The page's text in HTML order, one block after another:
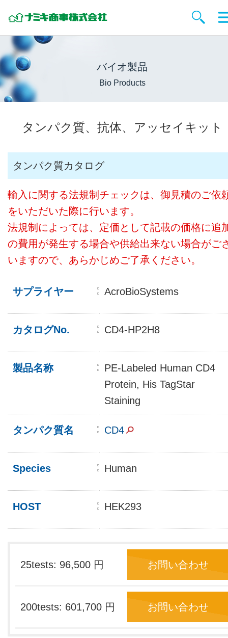
バイオ製品
Bio Products
タンパク質、抗体、アッセイキット
タンパク質カタログ
輸入に関する法規制チェックは、御見積のご依
をいただいた際に行います。
法規制によっては、定価として記載の価格に追
の費用が発生する場合や供給出来ない場合がご
いますので、あらかじめご了承ください。
サプライヤー AcroBioSystems
カタログNo. CD4-HP2H8
製品名称
PE-Labeled Human CD4
Protein, His TagStar
Staining
タンパク質名 CD4
Species Human
HOST HEK293
25tests: 96,500 円 お問い合わせ
200tests: 601,700 円 お問い合わせ